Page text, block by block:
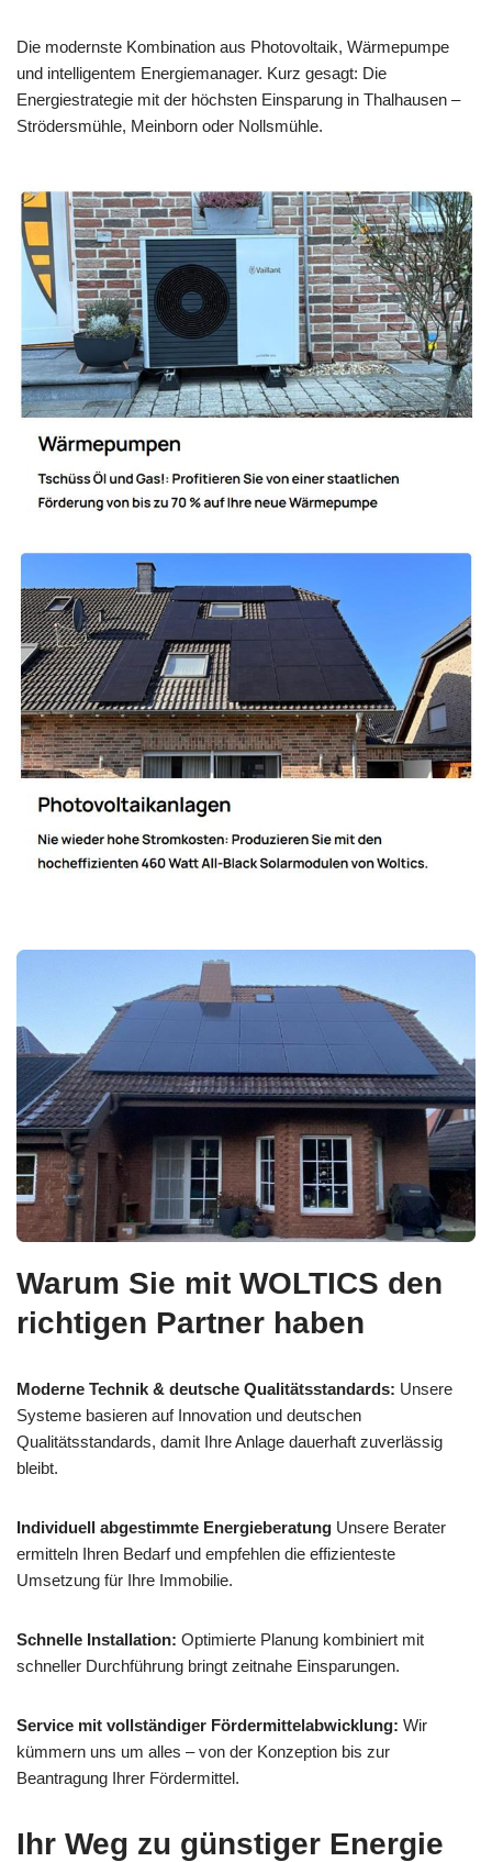
Die modernste Kombination aus Photovoltaik, Wärmepumpe
und intelligentem Energiemanager. Kurz gesagt: Die
Energiestrategie mit der höchsten Einsparung in Thalhausen –
Strödersmühle, Meinborn oder Nollsmühle.
Warum Sie mit WOLTICS den
richtigen Partner haben
Moderne Technik & deutsche Qualitätsstandards: Unsere
Systeme basieren auf Innovation und deutschen
Qualitätsstandards, damit Ihre Anlage dauerhaft zuverlässig
bleibt.
Individuell abgestimmte Energieberatung Unsere Berater
ermitteln Ihren Bedarf und empfehlen die effizienteste
Umsetzung für Ihre Immobilie.
Schnelle Installation: Optimierte Planung kombiniert mit
schneller Durchführung bringt zeitnahe Einsparungen.
Service mit vollständiger Fördermittelabwicklung: Wir
kümmern uns um alles – von der Konzeption bis zur
Beantragung Ihrer Fördermittel.
Ihr Weg zu günstiger Energie